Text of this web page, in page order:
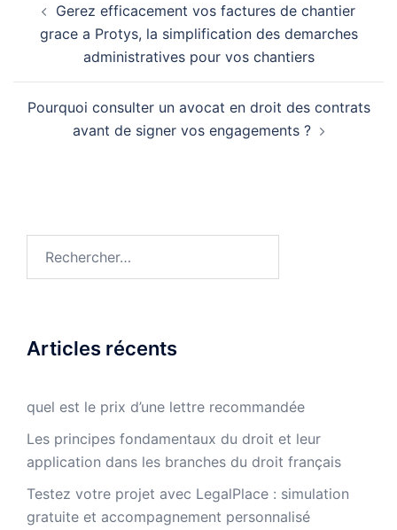
d’article
Gerez efficacement vos factures de chantier
grace a Protys, la simplification des demarches
administratives pour vos chantiers
Pourquoi consulter un avocat en droit des contrats
avant de signer vos engagements ?
Articles récents
quel est le prix d’une lettre recommandée
Les principes fondamentaux du droit et leur
application dans les branches du droit français
Testez votre projet avec LegalPlace : simulation
gratuite et accompagnement personnalisé